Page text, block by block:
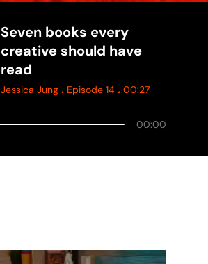
Seven books every
creative should have
read
Jessica Jung . Episode 14 . 00:27
00:00